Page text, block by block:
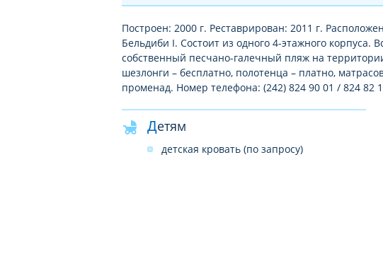
Построен: 2000 г. Реставрирован: 2011 г.
Бельдиби I. Состоит из одного 4-этажного
собственный песчано-галечный пляж на
шезлонги – бесплатно, полотенца – платно,
променад. Номер телефона: (242) 824 90 01 / 824 82
Детям
детская кровать (по запросу)